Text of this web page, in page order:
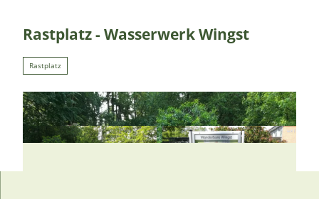
Rastplatz - Wasserwerk Wingst
Rastplatz